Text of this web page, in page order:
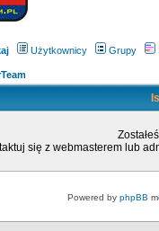
Użytkownicy Grupy
się z webmasterem lub
Powered by phpBB